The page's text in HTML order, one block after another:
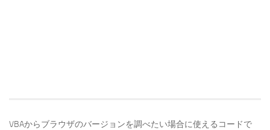
VBAからブラウザのバージョンを調べたい場合に使えるコードで